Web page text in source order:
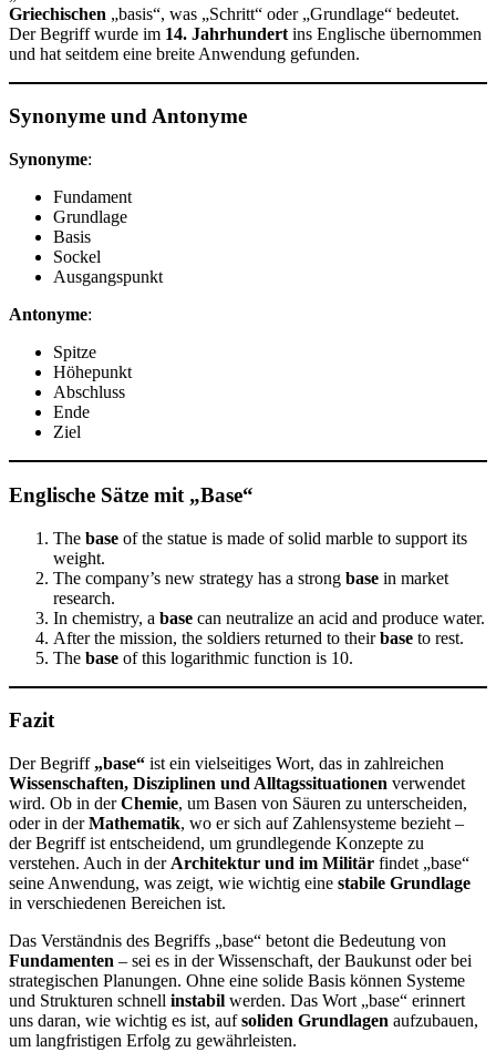
Griechischen „basis“, was „Schritt“ oder „Grundlage“ bedeutet.
Der Begriff wurde im 14. Jahrhundert ins Englische übernommen
und hat seitdem eine breite Anwendung gefunden.
Synonyme und Antonyme
Synonyme:
Fundament
Grundlage
Basis
Sockel
Ausgangspunkt
Antonyme:
Spitze
Höhepunkt
Abschluss
Ende
Ziel
Englische Sätze mit „Base“
The base of the statue is made of solid marble to support its
weight.
The company’s new strategy has a strong base in market
research.
In chemistry, a base can neutralize an acid and produce water.
After the mission, the soldiers returned to theirbase to rest.
The base of this logarithmic function is 10.
Fazit
Der Begriff „base“ ist ein vielseitiges Wort, das in zahlreichen
Wissenschaften, Disziplinen und Alltagssituationen verwendet
wird. Ob in derChemie, um Basen von Säuren zu unterscheiden,
oder in derMathematik, wo er sich auf Zahlensysteme bezieht –
der Begriff ist entscheidend, um grundlegende Konzepte zu
verstehen. Auch in der Architektur und im Militär findet „base“
seine Anwendung, was zeigt, wie wichtig eine stabile Grundlage
in verschiedenen Bereichen ist.
Das Verständnis des Begriffs „base“ betont die Bedeutung von
Fundamenten – sei es in der Wissenschaft, der Baukunst oder bei
strategischen Planungen. Ohne eine solide Basis können Systeme
und Strukturen schnell instabil werden. Das Wort „base“ erinnert
uns daran, wie wichtig es ist, aufsoliden Grundlagen aufzubauen,
um langfristigen Erfolg zu gewährleisten.